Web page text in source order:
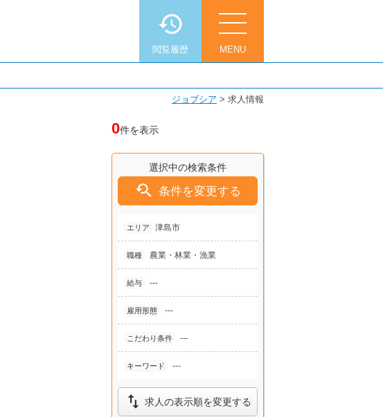
MENU
閲覧履歴
ジョブシア > 求人情報
0件を表示
選択中の検索条件
 条件を変更する
エリア 津島市
職種 農業・林業・漁業
給与 ---
雇用形態 ---
こだわり条件 ---
キーワード ---
 求人の表示順を変更する